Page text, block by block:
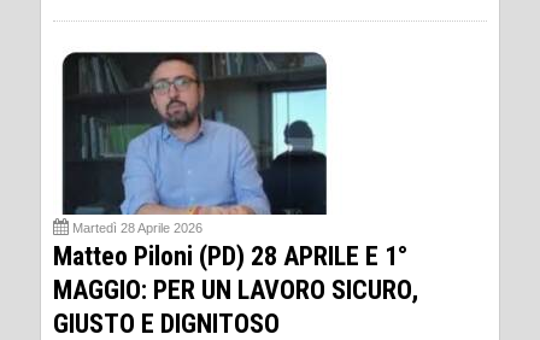
Martedì 28 Aprile 2026
Matteo Piloni (PD) 28 APRILE E 1°
MAGGIO: PER UN LAVORO SICURO,
GIUSTO E DIGNITOSO